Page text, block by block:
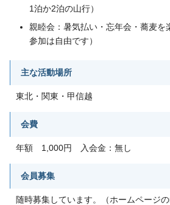
1泊か2泊の山行）
親睦会：暑気払い・忘年会・蕎麦を
参加は自由です）
主な活動場所
東北・関東・甲信越
会費
年額 1,000円 入会金：無し
会員募集
随時募集しています。（ホームページ